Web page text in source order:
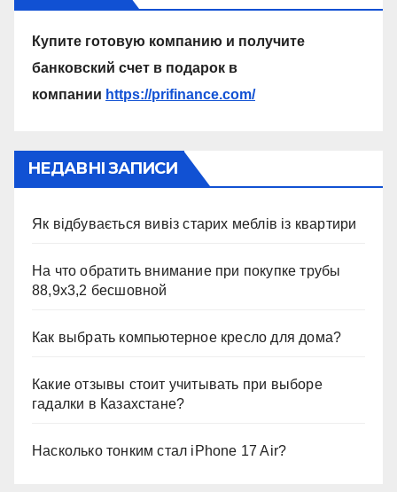
Купите готовую компанию и получите
банковский счет в подарок в
компании https://prifinance.com/
НЕДАВНІ ЗАПИСИ
Як відбувається вивіз старих меблів із квартири
На что обратить внимание при покупке трубы
88,9х3,2 бесшовной
Как выбрать компьютерное кресло для дома?
Какие отзывы стоит учитывать при выборе
гадалки в Казахстане?
Насколько тонким стал iPhone 17 Air?